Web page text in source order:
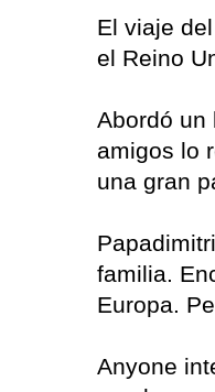
El viaje
el Reino
Abordó un
amigos lo
una gran
familia.
Europa.
Anyone